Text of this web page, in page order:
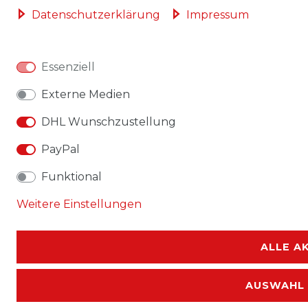
Daten­schutz­erklärung Impressum
Essenziell
Externe Medien
DHL Wunschzustellung
PayPal
Funktional
Weitere Einstellungen
ALLE
AUSWAHL